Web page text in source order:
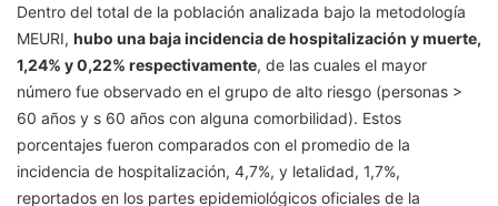
Dentro del total de la población analizada bajo la metodología
MEURI, hubo una baja incidencia de hospitalización y muerte,
1,24% y 0,22% respectivamente, de las cuales el mayor
número fue observado en el grupo de alto riesgo (personas >
60 años y s 60 años con alguna comorbilidad). Estos
porcentajes fueron comparados con el promedio de la
incidencia de hospitalización, 4,7%, y letalidad, 1,7%,
reportados en los partes epidemiológicos oficiales de la